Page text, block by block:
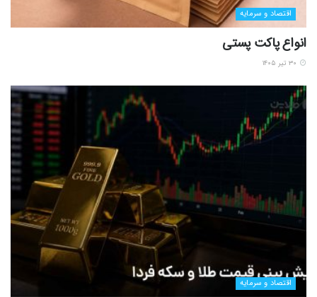
اقتصاد و سرمایه
انواع پاکت پستی
اقتصاد و سرمایه